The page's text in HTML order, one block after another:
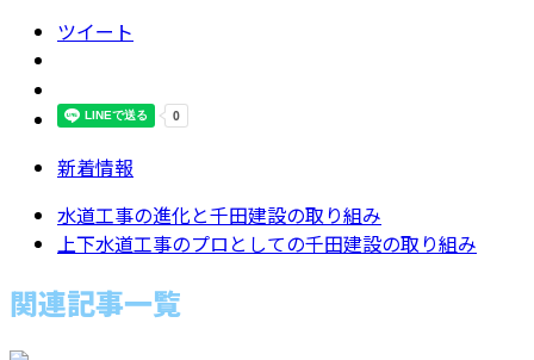
ツイート
新着情報
水道工事の進化と千田建設の取り組み
上下水道工事のプロとしての千田建設の取り組み
関連記事一覧